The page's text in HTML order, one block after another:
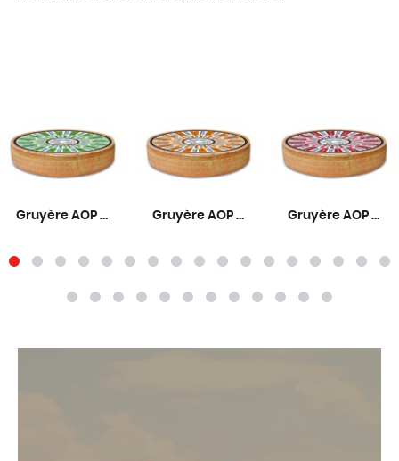
Gruyère AOP Primeur 6 mois Gruyère AOP Fruité 9 mois Gruyère AOP Corsé 12 mois